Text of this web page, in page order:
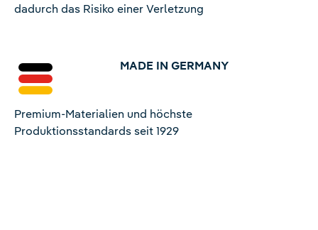
dadurch das Risiko einer Verletzung
MADE IN GERMANY
Premium-Materialien und höchste
Produktionsstandards seit 1929